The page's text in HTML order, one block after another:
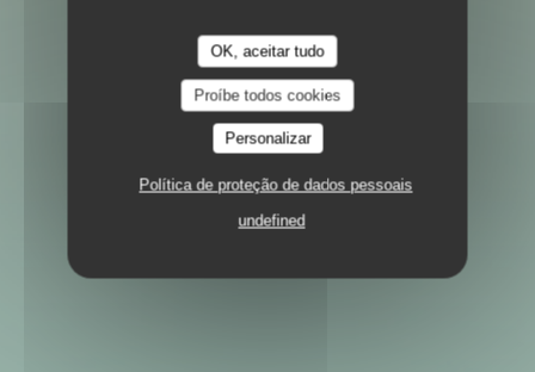
OK, aceitar tudo
Proíbe todos cookies
Personalizar
Política de proteção de dados pessoais
undefined